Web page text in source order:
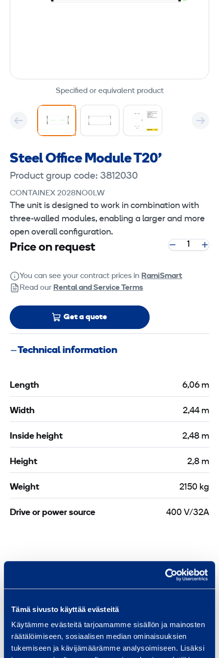
Tämä sivusto käyttää evästeitä
Käytämme evästeitä tarjoamamme sisällön ja mainosten
räätälöimiseen, sosiaalisen median ominaisuuksien
tukemiseen ja kävijämäärämme analysoimiseen. Lisäksi
Specified or equivalent product
Steel Office Module T20'
Product group code: 3812030
CONTAINEX 2028NO0LW
The unit is designed to work in combination with
three-walled modules, enabling a larger and more
open overall configuration.
Price on request
You can see your contract prices in RamiSmart
Read our Rental and Service Terms
Get a quote
Technical information
Length 6,06 m
Width 2,44 m
Inside height 2,48 m
Height 2,8 m
Weight 2150 kg
Drive or power source 400 V/32A
t
e